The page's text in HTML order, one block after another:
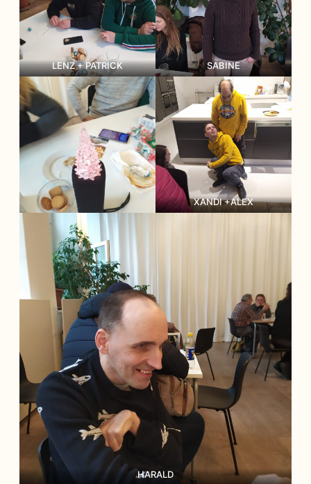
LENZ + PATRICK SABINE
XANDI +ALEX
HARALD